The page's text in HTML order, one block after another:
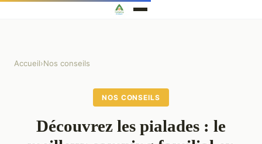
Accueil›Nos conseils
NOS CONSEILS
Découvrez les pialades : le